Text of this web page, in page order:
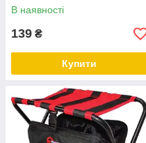
В наявності
139 ₴
Купити